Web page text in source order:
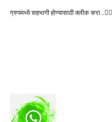
ग्रुपमध्ये सहभागी होण्यासाठी क्लीक करा…👆🏻